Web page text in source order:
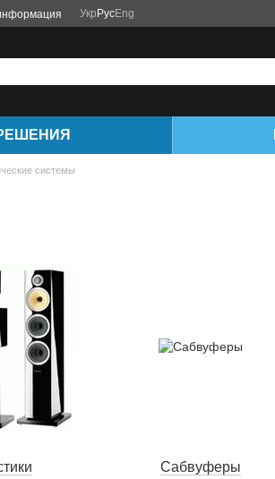
Укр РусEng
системы
Сабвуферы